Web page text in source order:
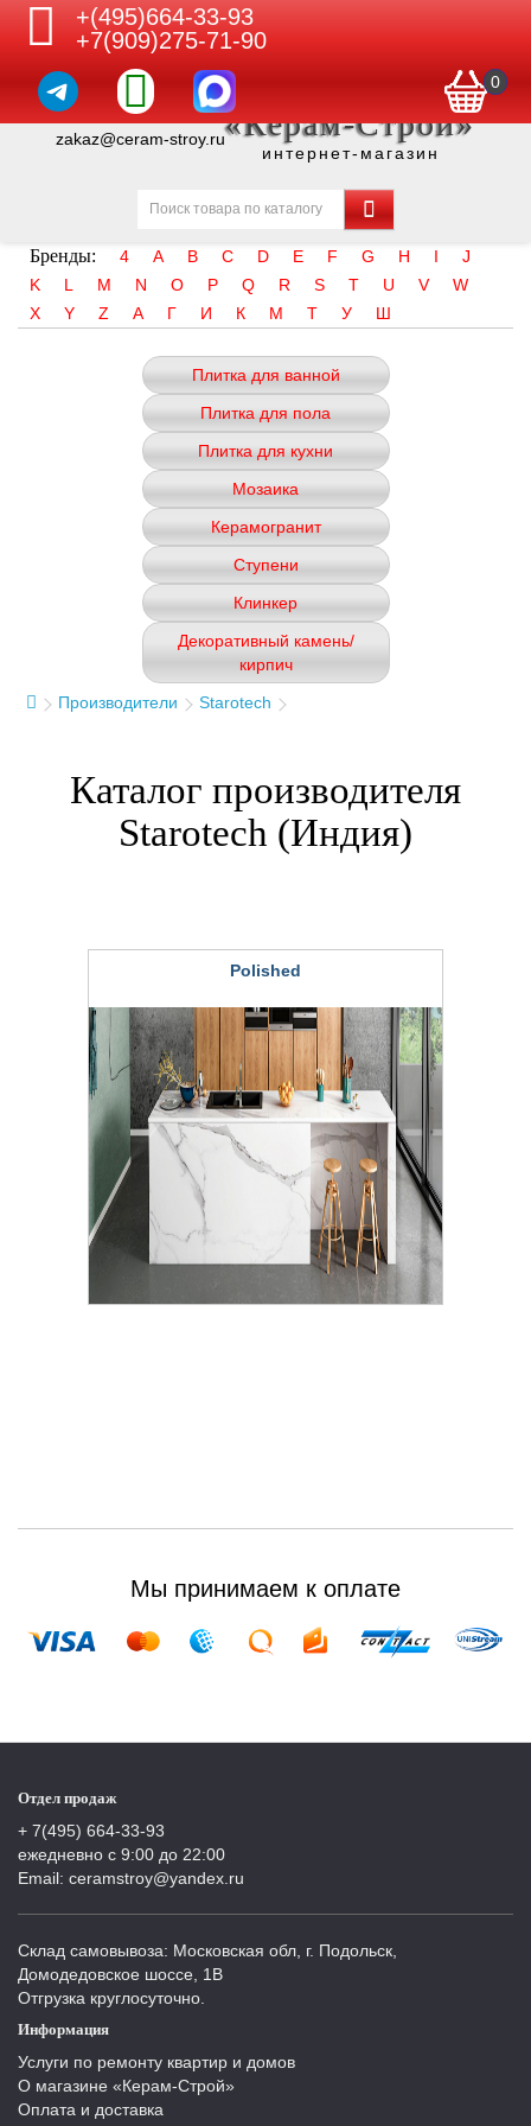
+(495)664-33-93
+7(909)275-71-90
0
zakaz@ceram-stroy.ru«Керам-Строй»
интернет-магазин
Бренды: 4 A B C D E F G H I
J
K
L M N O P Q R S T U V
W
X
Y Z А Г И К М Т У Ш
Плитка для ванной
Плитка для пола
Плитка для кухни
Мозаика
Керамогранит
Ступени
Клинкер
Декоративный камень/
кирпич
Производители
Starotech
Каталог производителя
Starotech (Индия)
Polished
Мы принимаем к оплате
Отдел продаж
+ 7(495) 664-33-93
ежедневно с 9:00 до 22:00
Email: ceramstroy@yandex.ru
Склад самовывоза: Московская обл, г. Подольск,
Домодедовское шоссе, 1В
Отгрузка круглосуточно.
Информация
Услуги по ремонту квартир и домов
О магазине «Керам-Строй»
Оплата и доставка